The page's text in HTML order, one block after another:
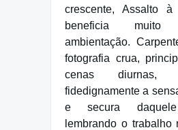
crescente, Assalto
beneficia
ambientação.
fotografia crua,
cenas diurnas,
fidedignamente a
e secura daquele
lembrando o trabalho